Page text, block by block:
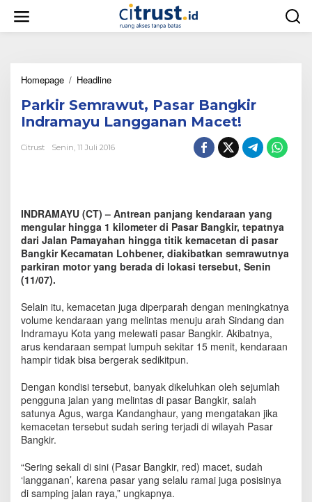
w
Homepage / Headline
r
k
i
r
S
w
u
t
,
P
a
r
B
a
n
g
k
i
r
I
n
a
m
a
Parkir Semrawut, Pasar Bangkir
Indramayu Langganan Macet!
Citrust Senin, 11 Juli 2016
INDRAMAYU (CT) – Antrean panjang kendaraan yang
mengular hingga 1 kilometer di Pasar Bangkir, tepatnya
dari Jalan Pamayahan hingga titik kemacetan di pasar
Bangkir Kecamatan Lohbener, diakibatkan semrawutnya
parkiran motor yang berada di lokasi tersebut, Senin
(11/07).
Selain itu, kemacetan juga diperparah dengan meningkatnya
volume kendaraan yang melintas menuju arah Sindang dan
Indramayu Kota yang melewati pasar Bangkir. Akibatnya,
arus kendaraan sempat lumpuh sekitar 15 menit, kendaraan
hampir tidak bisa bergerak sedikitpun.
Dengan kondisi tersebut, banyak dikeluhkan oleh sejumlah
pengguna jalan yang melintas di pasar Bangkir, salah
satunya Agus, warga Kandanghaur, yang mengatakan jika
kemacetan tersebut sudah sering terjadi di wilayah Pasar
Bangkir.
“Sering sekali di sini (Pasar Bangkir, red) macet, sudah
‘langganan’, karena pasar yang selalu ramai juga posisinya
di samping jalan raya,” ungkapnya.